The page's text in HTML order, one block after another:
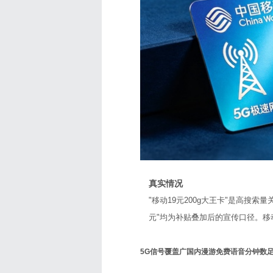
真实情况
"移动19元200g大王卡"是高搜索量
元"均为补贴叠加后的宣传口径。
5G信号覆盖广国内漫游免费语音分钟数